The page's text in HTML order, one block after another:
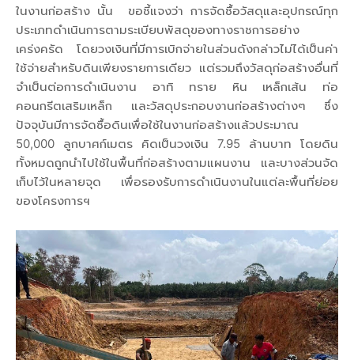
ในงานก่อสร้าง นั้น ขอชี้แจงว่า การจัดซื้อวัสดุและอุปกรณ์ทุก
ประเภทดำเนินการตามระเบียบพัสดุของทางราชการอย่าง
เคร่งครัด โดยวงเงินที่มีการเบิกจ่ายในส่วนดังกล่าวไม่ได้เป็นค่า
ใช้จ่ายสำหรับดินเพียงรายการเดียว แต่รวมถึงวัสดุก่อสร้างอื่นที่
จำเป็นต่อการดำเนินงาน อาทิ ทราย หิน เหล็กเส้น ท่อ
คอนกรีตเสริมเหล็ก และวัสดุประกอบงานก่อสร้างต่างๆ ซึ่ง
ปัจจุบันมีการจัดซื้อดินเพื่อใช้ในงานก่อสร้างแล้วประมาณ
50,000 ลูกบาศก์เมตร คิดเป็นวงเงิน 7.95 ล้านบาท โดยดิน
ทั้งหมดถูกนำไปใช้ในพื้นที่ก่อสร้างตามแผนงาน และบางส่วนจัด
เก็บไว้ในหลายจุด เพื่อรองรับการดำเนินงานในแต่ละพื้นที่ย่อย
ของโครงการฯ